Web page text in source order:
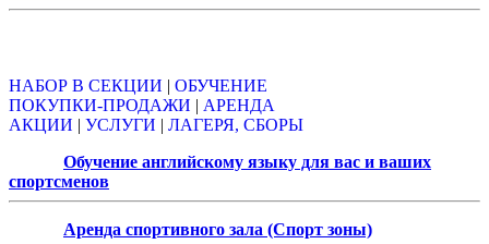
НАБОР В СЕКЦИИ | ОБУЧЕНИЕ
ПОКУПКИ-ПРОДАЖИ | АРЕНДА
АКЦИИ | УСЛУГИ | ЛАГЕРЯ, СБОРЫ
Обучение английскому языку для вас и ваших
спортсменов
Аренда спортивного зала (Спорт зоны)